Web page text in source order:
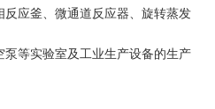
应釜、微通道反应器、旋转蒸发
等实验室及工业生产设备的生产